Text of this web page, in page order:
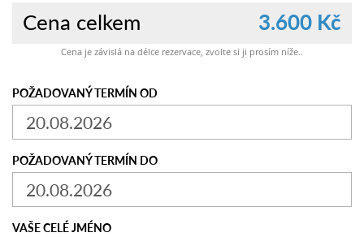
Cena celkem 3.600 Kč
Cena je závislá na délce rezervace, zvolte si ji prosím níže..
POŽADOVANÝ TERMÍN OD
POŽADOVANÝ TERMÍN DO
VAŠE CELÉ JMÉNO